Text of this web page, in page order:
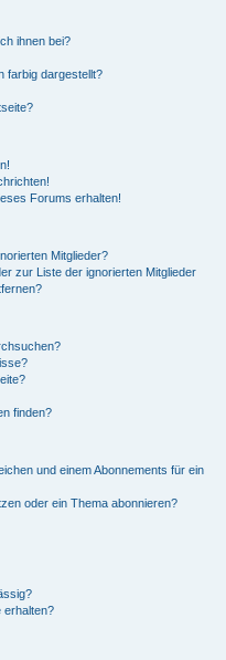
ihnen bei?
farbig dargestellt?
Forums erhalten!
Mitglieder?
zur Liste der ignorierten Mitglieder
finden?
und einem Abonnements für ein
oder ein Thema abonnieren?
erhalten?